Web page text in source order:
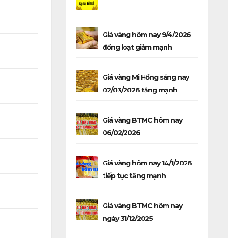
Giá vàng hôm nay 9/4/2026
đồng loạt giảm mạnh
Giá vàng Mi Hồng sáng nay
02/03/2026 tăng mạnh
Giá vàng BTMC hôm nay
06/02/2026
Giá vàng hôm nay 14/1/2026
tiếp tục tăng mạnh
Giá vàng BTMC hôm nay
ngày 31/12/2025